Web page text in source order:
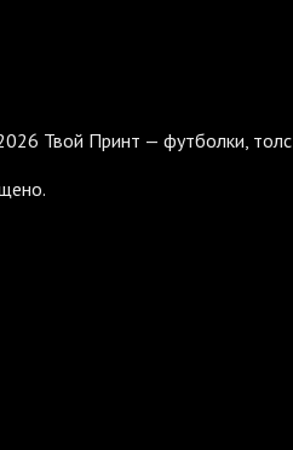
Твой Принт — футболки,